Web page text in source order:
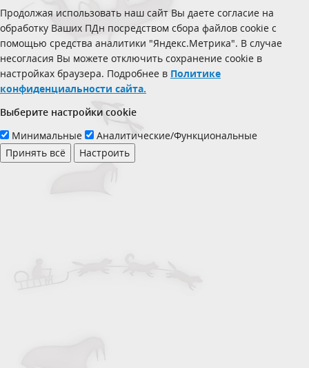
Продолжая использовать наш сайт Вы даете согласие на
обработку Ваших ПДн посредством сбора файлов cookie с
помощью средства аналитики "Яндекс.Метрика". В случае
несогласия Вы можете отключить сохранение cookie в
настройках браузера. Подробнее в Политике
конфиденциальности сайта.
Выберите настройки cookie
Минимальные
Аналитические/Функциональные
Принять всё
Настроить